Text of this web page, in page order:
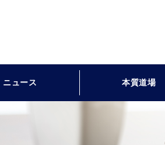
ニュース 本質道場